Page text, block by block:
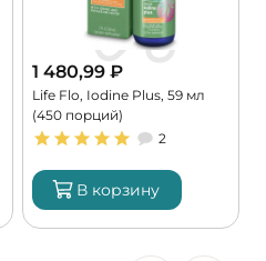
1 480,99 ₽
Life Flo, Iodine Plus, 59 мл
(450 порций)
2
В корзину